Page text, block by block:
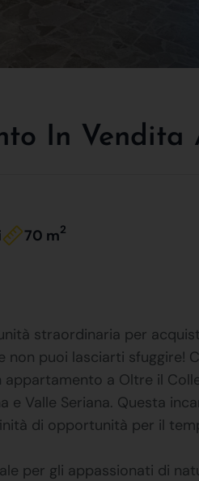
In Vendita
70 m2
straordinaria per
non puoi lasciarti sfuggire!
a Oltre il
e Valle Seriana. Questa
di opportunità per il
per gli appassionati di